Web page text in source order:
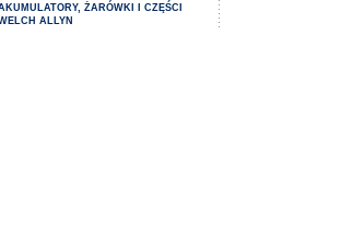
ŻARÓWKI I CZĘŚCI
ALLYN